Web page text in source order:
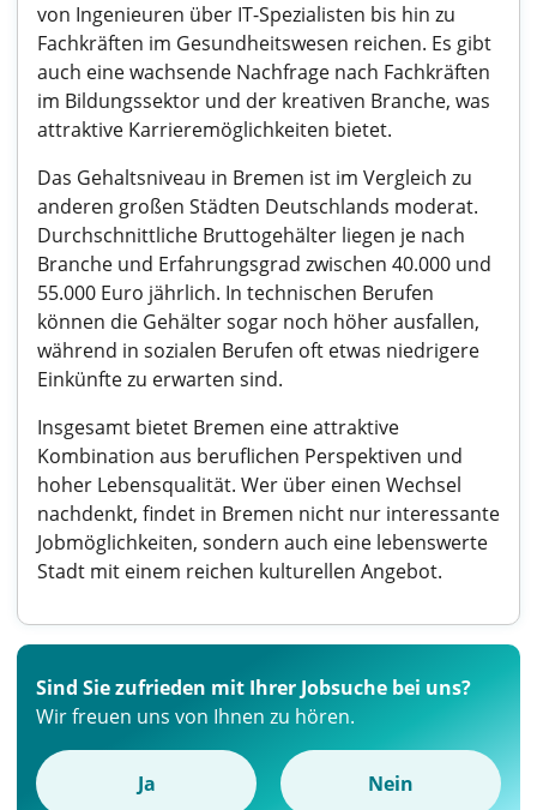
von Ingenieuren über IT-Spezialisten bis hin zu
Fachkräften im Gesundheitswesen reichen. Es gibt
auch eine wachsende Nachfrage nach Fachkräften
im Bildungssektor und der kreativen Branche, was
attraktive Karrieremöglichkeiten bietet.
Das Gehaltsniveau in Bremen ist im Vergleich zu
anderen großen Städten Deutschlands moderat.
Durchschnittliche Bruttogehälter liegen je nach
Branche und Erfahrungsgrad zwischen 40.000 und
55.000 Euro jährlich. In technischen Berufen
können die Gehälter sogar noch höher ausfallen,
während in sozialen Berufen oft etwas niedrigere
Einkünfte zu erwarten sind.
Insgesamt bietet Bremen eine attraktive
Kombination aus beruflichen Perspektiven und
hoher Lebensqualität. Wer über einen Wechsel
nachdenkt, findet in Bremen nicht nur interessante
Jobmöglichkeiten, sondern auch eine lebenswerte
Stadt mit einem reichen kulturellen Angebot.
Sind Sie zufrieden mit Ihrer Jobsuche bei uns?
Wir freuen uns von Ihnen zu hören.
Ja Nein